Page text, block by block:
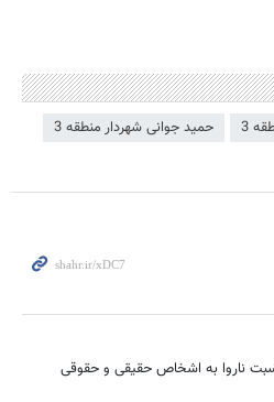
3 حمید جوانی شهردار منطقه 3
ناروا به اشخاص حقیقی و حقوقی